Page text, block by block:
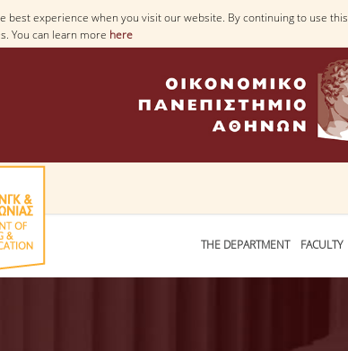
best experience when you visit our website. By continuing to use this
You can learn more here
THE DEPARTMENT FACULTY